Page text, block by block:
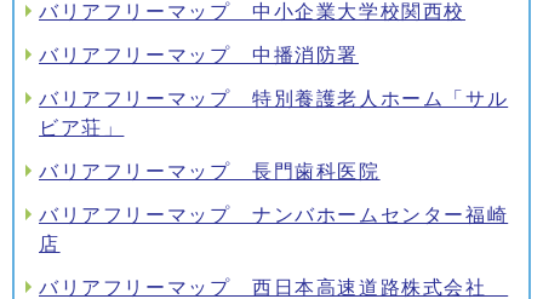
バリアフリーマップ 中小企業大学校関西校
バリアフリーマップ 中播消防署
バリアフリーマップ 特別養護老人ホーム「サル
ビア荘」
バリアフリーマップ 長門歯科医院
バリアフリーマップ ナンバホームセンター福崎
店
バリアフリーマップ 西日本高速道路株式会社